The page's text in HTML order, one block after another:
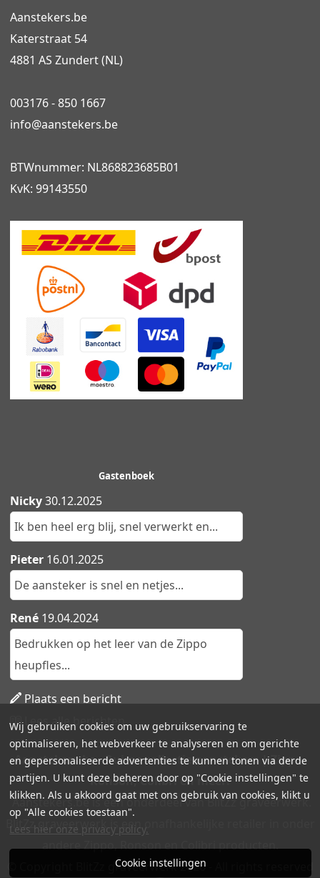
Aanstekers.be
Katerstraat 54
4881 AS Zundert (NL)
003176 - 850 1667
info@aanstekers.be
BTWnummer: NL868823685B01
KvK: 99143550
Gastenboek
Nicky30.12.2025
Ik ben heel erg blij, snel verwerkt en...
Pieter 16.01.2025
De aansteker is snel en netjes...
René 19.04.2024
Bedrukken op het leer van de Zippo
heupfles...
Plaats een bericht
Lees alle berichten
Aanstekers.be - Ruime collectie aanstekers | Zippo,
Ronson, Colibri en meer!
Aanstekers.be is een onderdeel van BlitZz graveerwerk.
BlitZz graveerwerk is een onafhankelijke retailer in onder
andere Zippo, Ronson en Colibri producten.
© Copyright BlitZz graveerwerk 2026 - All rights reserved
Wij gebruiken cookies om uw gebruikservaring te
optimaliseren, het webverkeer te analyseren en om gerichte
en gepersonaliseerde advertenties te kunnen tonen via derde
partijen. U kunt deze beheren door op "Cookie instellingen" te
klikken. Als u akkoord gaat met ons gebruik van cookies, klikt u
op "Alle cookies toestaan".
Lees hier onze privacy policy.
Cookie instellingen